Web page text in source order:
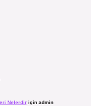
Nelerdiriçin admin